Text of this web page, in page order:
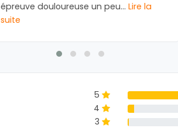
épreuve douloureuse un peu... Lire la
suite
5
4
3